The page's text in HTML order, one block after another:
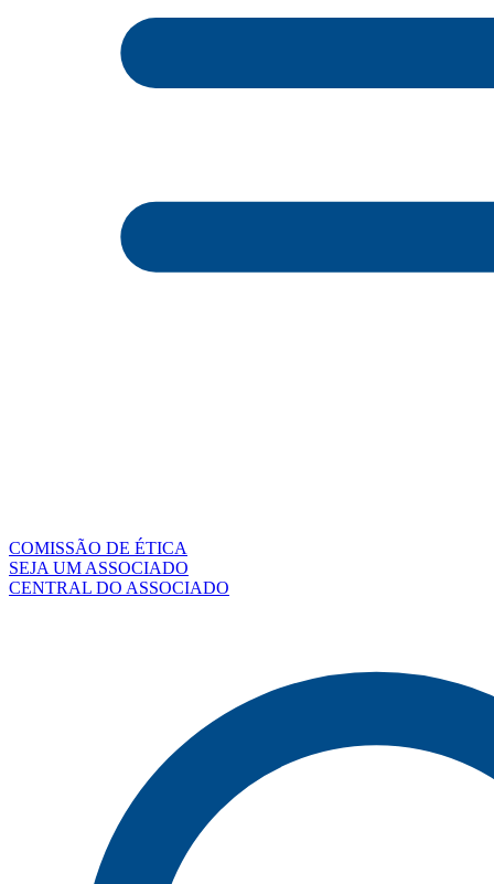
COMISSÃO DE ÉTICA
SEJA UM ASSOCIADO
CENTRAL DO ASSOCIADO